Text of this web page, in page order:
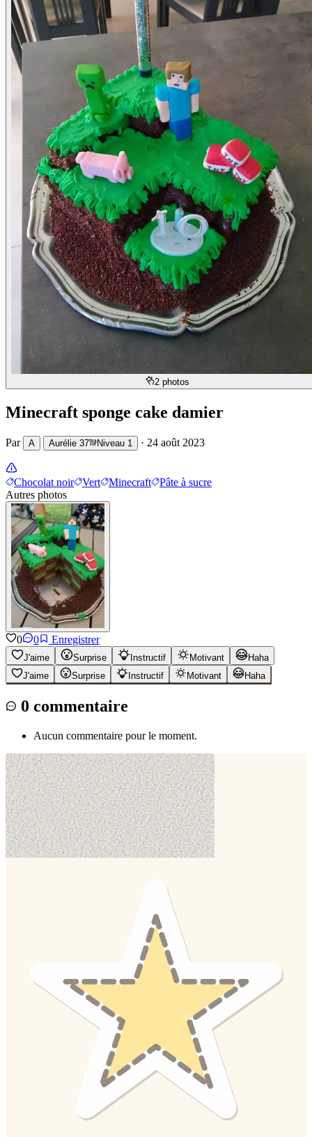
2 photos
Minecraft sponge cake damier
Par A Aurélie 37 Niveau 1 · 24 août 2023
Chocolat noir Vert Minecraft
Pâte à sucre
Autres photos
0 0 Enregistrer
J'aime Surprise Instructif Motivant
Haha
J'aime
Surprise Instructif Motivant Haha
0 commentaire
Aucun commentaire pour le moment.